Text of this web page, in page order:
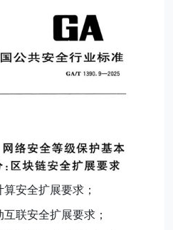
安全扩展要求；
联安全扩展要求；